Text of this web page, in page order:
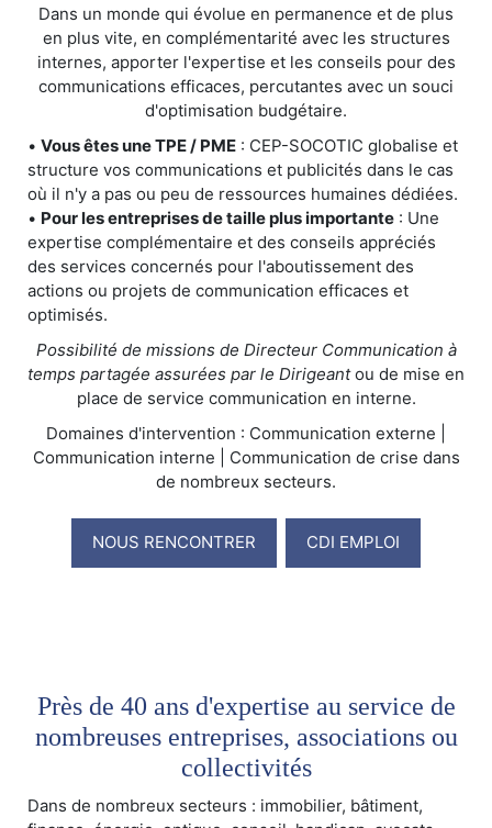
Dans un monde qui évolue en permanence et de plus
en plus vite, en complémentarité avec les structures
internes, apporter l'expertise et les conseils pour des
communications efficaces, percutantes avec un souci
d'optimisation budgétaire.
• Vous êtes une TPE / PME : CEP-SOCOTIC globalise et
structure vos communications et publicités dans le cas
où il n'y a pas ou peu de ressources humaines dédiées.
• Pour les entreprises de taille plus importante : Une
expertise complémentaire et des conseils appréciés
des services concernés pour l'aboutissement des
actions ou projets de communication efficaces et
optimisés.
Possibilité de missions de Directeur Communication à
temps partagée assurées par le Dirigeantou de mise en
place de service communication en interne.
Domaines d'intervention : Communication externe |
Communication interne | Communication de crise dans
de nombreux secteurs.
NOUS RENCONTRER CDI EMPLOI
Près de 40 ans d'expertise au service de
nombreuses entreprises, associations ou
collectivités
Dans de nombreux secteurs : immobilier, bâtiment,